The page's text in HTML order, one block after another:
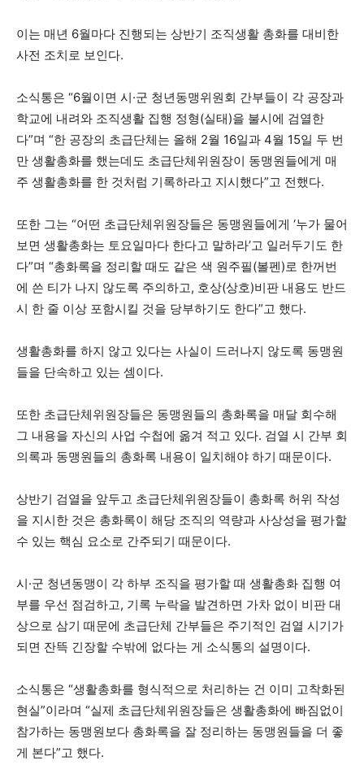
이는 매년 6월마다 진행되는 상반기 조직생활 총화를 대비한
사전 조치로 보인다.
소식통은 “6월이면 시·군 청년동맹위원회 간부들이 각 공장과
학교에 내려와 조직생활 집행 정형(실태)을 불시에 검열한
다”며 “한 공장의 초급단체는 올해 2월 16일과 4월 15일 두 번
만 생활총화를 했는데도 초급단체위원장이 동맹원들에게 매
주 생활총화를 한 것처럼 기록하라고 지시했다”고 전했다.
또한 그는 “어떤 초급단체위원장들은 동맹원들에게 ‘누가 물어
보면 생활총화는 토요일마다 한다고 말하라’고 일러두기도 한
다”며 “총화록을 정리할 때도 같은 색 원주필(볼펜)로 한꺼번
에 쓴 티가 나지 않도록 주의하고, 호상(상호)비판 내용도 반드
시 한 줄 이상 포함시킬 것을 당부하기도 한다”고 했다.
생활총화를 하지 않고 있다는 사실이 드러나지 않도록 동맹원
들을 단속하고 있는 셈이다.
또한 초급단체위원장들은 동맹원들의 총화록을 매달 회수해
그 내용을 자신의 사업 수첩에 옮겨 적고 있다. 검열 시 간부 회
의록과 동맹원들의 총화록 내용이 일치해야 하기 때문이다.
상반기 검열을 앞두고 초급단체위원장들이 총화록 허위 작성
을 지시한 것은 총화록이 해당 조직의 역량과 사상성을 평가할
수 있는 핵심 요소로 간주되기 때문이다.
시·군 청년동맹이 각 하부 조직을 평가할 때 생활총화 집행 여
부를 우선 점검하고, 기록 누락을 발견하면 가차 없이 비판 대
상으로 삼기 때문에 초급단체 간부들은 주기적인 검열 시기가
되면 잔뜩 긴장할 수밖에 없다는 게 소식통의 설명이다.
소식통은 “생활총화를 형식적으로 처리하는 건 이미 고착화된
현실”이라며 “실제 초급단체위원장들은 생활총화에 빠짐없이
참가하는 동맹원보다 총화록을 잘 정리하는 동맹원들을 더 좋
게 본다”고 했다.